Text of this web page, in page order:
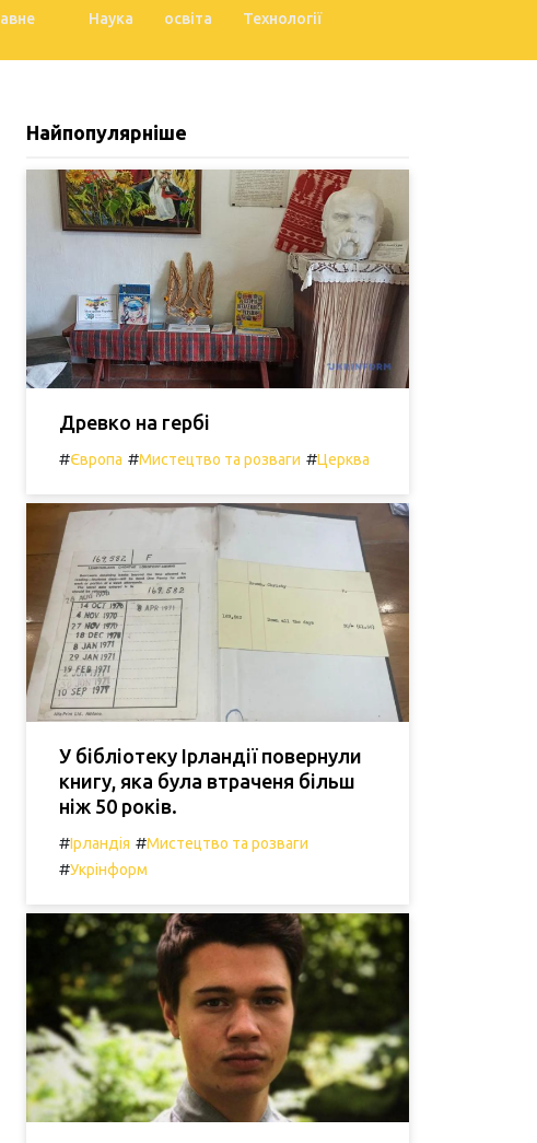
Наука освіта Технології
Найпопулярніше
Древко на гербі
#Європа #Мистецтво та розваги #Церква
У бібліотеку Ірландії повернули
книгу, яка була втраченя більш
ніж 50 років.
#Ірландія #Мистецтво та розваги
#Укрінформ